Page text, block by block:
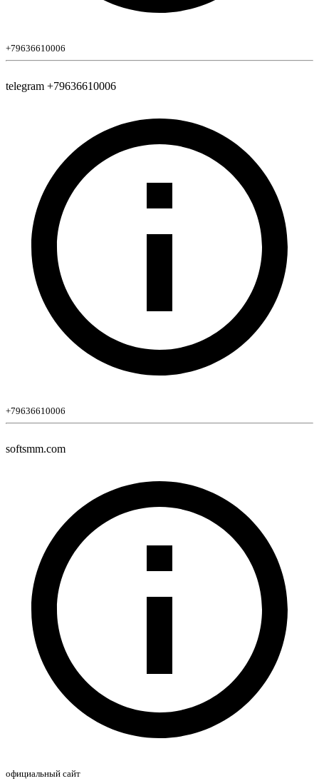
+79636610006
telegram +79636610006
+79636610006
softsmm.com
официальный сайт